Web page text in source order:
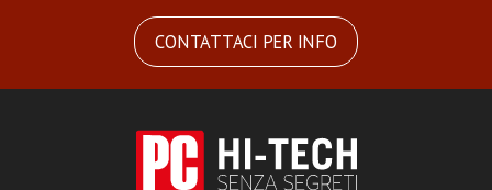
CONTATTACI PER INFO